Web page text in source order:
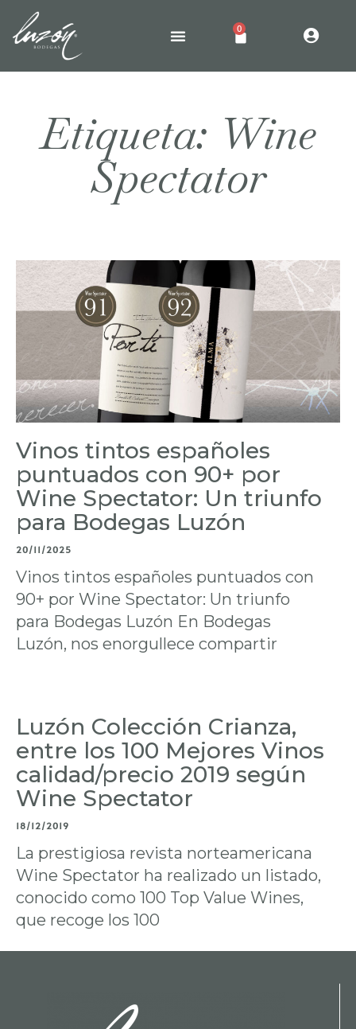
0
Etiqueta: Wine
Spectator
Vinos tintos españoles
puntuados con 90+ por
Wine Spectator: Un triunfo
para Bodegas Luzón
20/11/2025
Vinos tintos españoles puntuados con
90+ por Wine Spectator: Un triunfo
para Bodegas Luzón En Bodegas
Luzón, nos enorgullece compartir
Luzón Colección Crianza,
entre los 100 Mejores Vinos
calidad/precio 2019 según
Wine Spectator
18/12/2019
La prestigiosa revista norteamericana
Wine Spectator ha realizado un listado,
conocido como 100 Top Value Wines,
que recoge los 100